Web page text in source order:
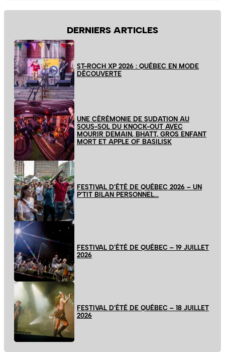
DERNIERS ARTICLES
ST-ROCH XP 2026 : QUÉBEC EN MODE
DÉCOUVERTE
UNE CÉRÉMONIE DE SUDATION AU
SOUS-SOL DU KNOCK-OUT AVEC
MOURIR DEMAIN, BHATT, GROS ENFANT
MORT ET APPLE OF BASILISK
FESTIVAL D’ÉTÉ DE QUÉBEC 2026 – UN
P’TIT BILAN PERSONNEL…
FESTIVAL D’ÉTÉ DE QUÉBEC – 19 JUILLET
2026
FESTIVAL D’ÉTÉ DE QUÉBEC – 18 JUILLET
2026